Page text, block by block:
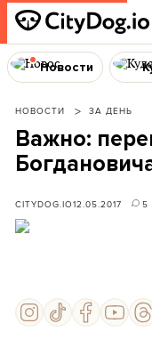
Новости
НОВОСТИ ЗА ДЕНЬ
Важно:
CITYDOG.IO12.05.2017 5